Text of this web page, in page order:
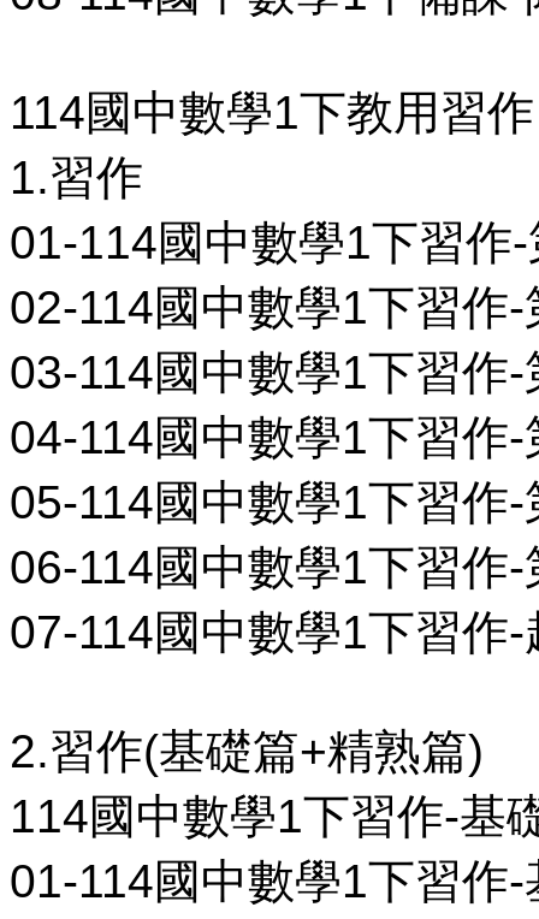
114國中數學1下教用習作
1.習作
01-114國中數學1下習作
02-114國中數學1下習作
03-114國中數學1下習作
04-114國中數學1下習作
05-114國中數學1下習作
06-114國中數學1下習作
07-114國中數學1下習作
2.習作(基礎篇+精熟篇)
114國中數學1下習作-基
01-114國中數學1下習作